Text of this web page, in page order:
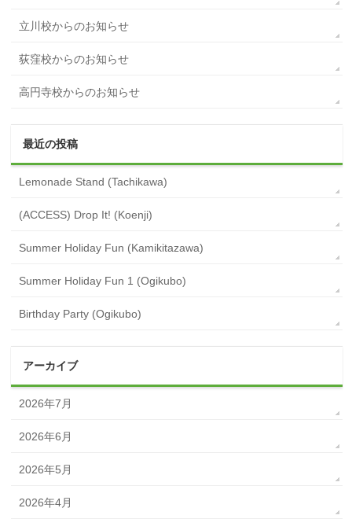
立川校からのお知らせ
荻窪校からのお知らせ
高円寺校からのお知らせ
最近の投稿
Lemonade Stand (Tachikawa)
(ACCESS) Drop It! (Koenji)
Summer Holiday Fun (Kamikitazawa)
Summer Holiday Fun 1 (Ogikubo)
Birthday Party (Ogikubo)
アーカイブ
2026年7月
2026年6月
2026年5月
2026年4月